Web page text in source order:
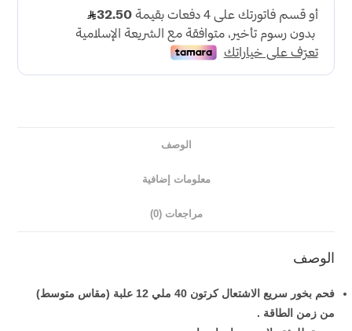
الوصف
معلومات إضافية
مراجعات (0)
الوصف
فحم بخور سريع الاشتعال كرتون 40 ملي 12 علبة (مقاس متوسط)
من زمن الطاقة .